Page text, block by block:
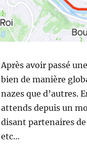
Après avoir passé
bien de manière
nazes que d’autres.
attends depuis un
disant partenaires
etc…